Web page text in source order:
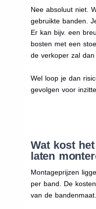
Nee absoluut niet.
gebruikte banden.
Er kan bijv. een
bosten met een
de verkoper zal
Wel loop je dan
gevolgen voor
Wat kost
laten
Montageprijzen
per band. De
van de bandenmaat.